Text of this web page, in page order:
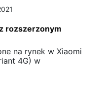
rozszerzonym
na rynek w Xiaomi
4G) w